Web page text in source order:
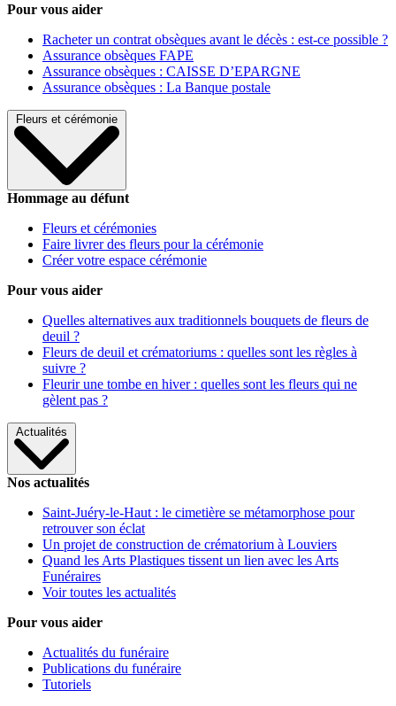
Pour vous aider
Racheter un contrat obsèques avant le décès : est-ce possible ?
Assurance obsèques FAPE
Assurance obsèques : CAISSE D’EPARGNE
Assurance obsèques : La Banque postale
Fleurs et cérémonie
Hommage au défunt
Fleurs et cérémonies
Faire livrer des fleurs pour la cérémonie
Créer votre espace cérémonie
Pour vous aider
Quelles alternatives aux traditionnels bouquets de fleurs de
deuil ?
Fleurs de deuil et crématoriums : quelles sont les règles à
suivre ?
Fleurir une tombe en hiver : quelles sont les fleurs qui ne
gèlent pas ?
Actualités
Nos actualités
Saint-Juéry-le-Haut : le cimetière se métamorphose pour
retrouver son éclat
Un projet de construction de crématorium à Louviers
Quand les Arts Plastiques tissent un lien avec les Arts
Funéraires
Voir toutes les actualités
Pour vous aider
Actualités du funéraire
Publications du funéraire
Tutoriels